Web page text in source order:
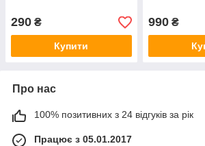
290 ₴
Купити
990₴
Про нас
100% позитивних з 24 відгуків за рік
Працює з 05.01.2017